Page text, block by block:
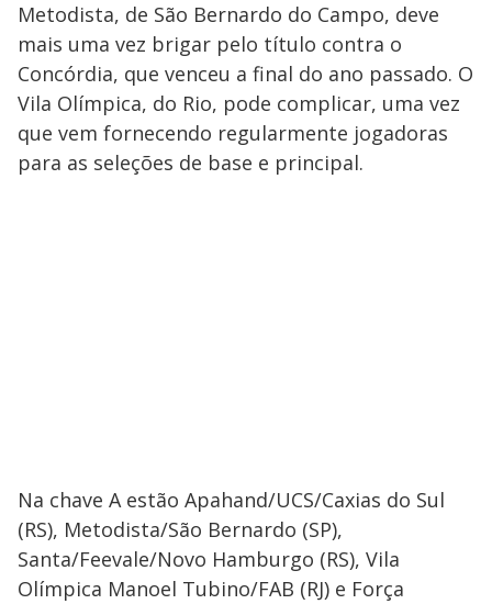
Metodista, de São Bernardo do Campo, deve
mais uma vez brigar pelo título contra o
Concórdia, que venceu a final do ano passado. O
Vila Olímpica, do Rio, pode complicar, uma vez
que vem fornecendo regularmente jogadoras
para as seleções de base e principal.
Na chave A estão Apahand/UCS/Caxias do Sul
(RS), Metodista/São Bernardo (SP),
Santa/Feevale/Novo Hamburgo (RS), Vila
Olímpica Manoel Tubino/FAB (RJ) e Força